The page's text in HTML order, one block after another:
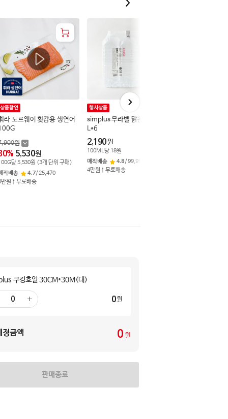
라 노르웨이 횟감용 생연어
상품할인
원
% 5,530원
G당5,530원 (3개 단위 구매)
직배송
4.7/25,470
만원↑무료배송
simplus 무라벨 맑은샘물 2.0
L*6
행사상품
2,190원
100ML당 18원
매직배송
4.8/99,999+
4만원↑무료배송
쿠킹호일 30CM*30M(대)
더
하
0원
정금액 0 원
판매종료